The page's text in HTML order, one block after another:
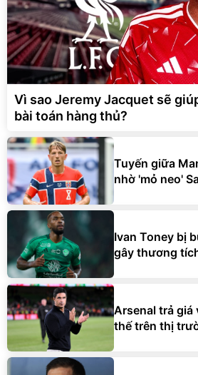
Vì sao Jeremy Jacquet sẽ
bài toán hàng thủ?
Tuyến giữa
nhờ 'mỏ neo'
Ivan Toney bị
gây thương
Arsenal trả giá
thế trên thị